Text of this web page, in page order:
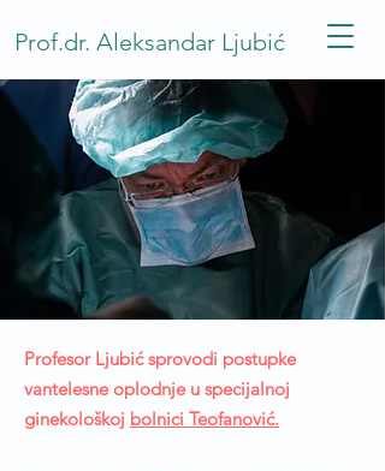
Prof.dr. Aleksandar Ljubić
Profesor Ljubić sprovodi postupke
vantelesne oplodnje u specijalnoj
ginekološkoj bolnici Teofanović.